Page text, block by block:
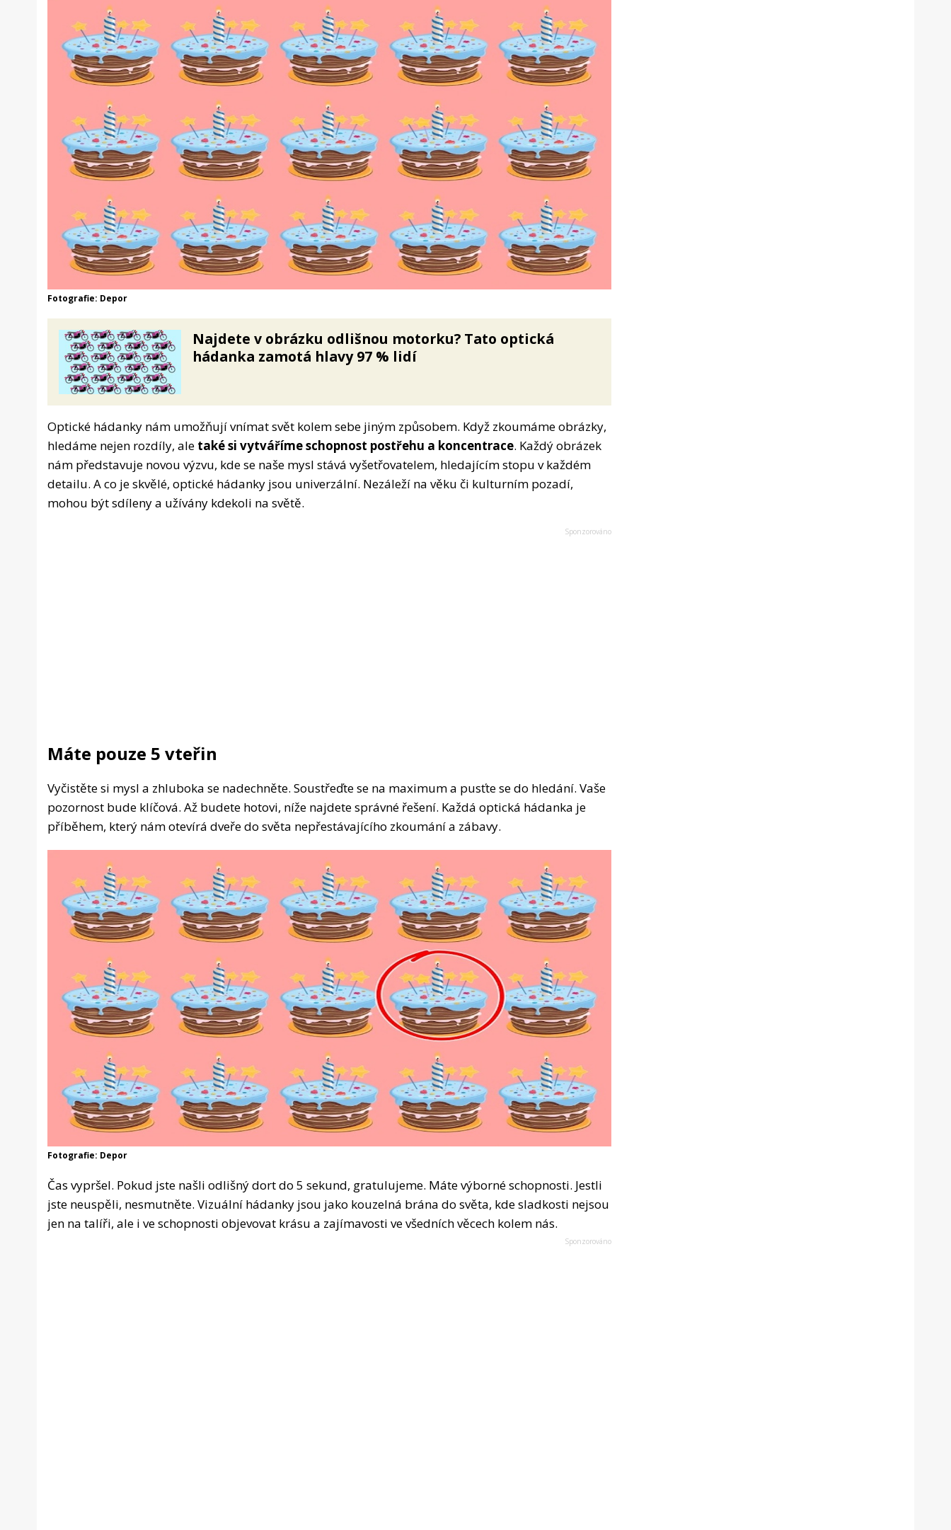
Fotografie: Depor
Najdete v obrázku odlišnou motorku? Tato optická
hádanka zamotá hlavy 97 % lidí
Optické hádanky nám umožňují vnímat svět kolem sebe jiným způsobem. Když zkoumáme obrázky,
hledáme nejen rozdíly, ale také si vytváříme schopnost postřehu a koncentrace. Každý obrázek
nám představuje novou výzvu, kde se naše mysl stává vyšetřovatelem, hledajícím stopu v každém
detailu. A co je skvělé, optické hádanky jsou univerzální. Nezáleží na věku či kulturním pozadí,
mohou být sdíleny a užívány kdekoli na světě.
Máte pouze 5 vteřin
Vyčistěte si mysl a zhluboka se nadechněte. Soustřeďte se na maximum a pusťte se do hledání. Vaše
pozornost bude klíčová. Až budete hotovi, níže najdete správné řešení. Každá optická hádanka je
příběhem, který nám otevírá dveře do světa nepřestávajícího zkoumání a zábavy.
Fotografie: Depor
Čas vypršel. Pokud jste našli odlišný dort do 5 sekund, gratulujeme. Máte výborné schopnosti. Jestli
jste neuspěli, nesmutněte. Vizuální hádanky jsou jako kouzelná brána do světa, kde sladkosti nejsou
jen na talíři, ale i ve schopnosti objevovat krásu a zajímavosti ve všedních věcech kolem nás.